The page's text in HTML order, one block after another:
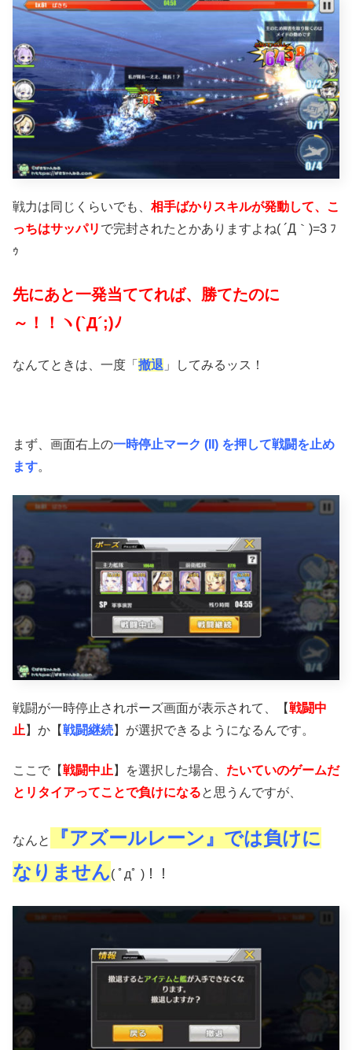
戦力は同じくらいでも、 相手ばかりスキルが発動して、こ
っちはサッパリ で完封されたとかありますよね( ´Д｀)=3 ﾌ
ｩ
先にあと一発当ててれば、勝てたのに
～！！ヽ(`Д´;)ﾉ
なんてときは、一度「 撤退 」してみるッス！
まず、画面右上の一時停止マーク (II) を押して戦闘を止め
ます。
戦闘が一時停止されポーズ画面が表示されて、【戦闘中
止 】か【戦闘継続】が選択できるようになるんです。
ここで【戦闘中止 】を選択した場合、 たいていのゲームだ
とリタイアってことで負けになると思うんですが、
なんと
『アズールレーン』では負けに
なりません( ﾟдﾟ )！！